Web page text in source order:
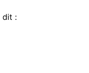
dit :